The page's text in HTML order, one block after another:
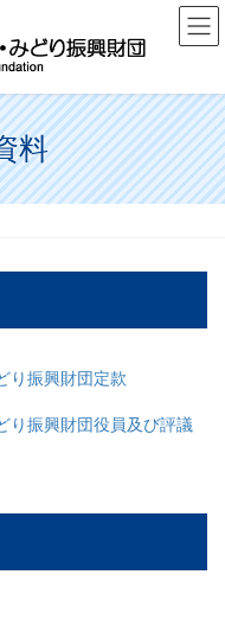
料
り振興財団定款
り振興財団役員及び評議